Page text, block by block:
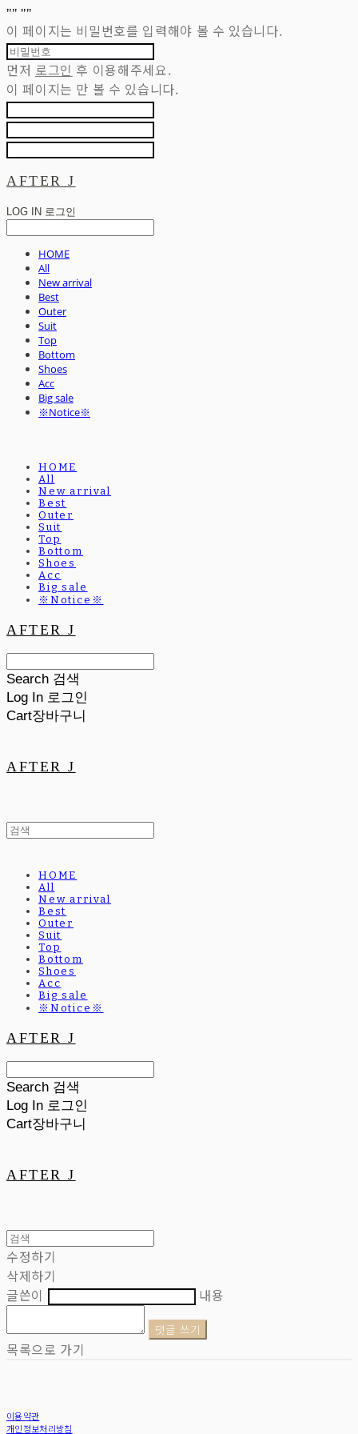
"" ""
이 페이지는 비밀번호를 입력해야 볼 수 있습니다.
먼저 로그인 후 이용해주세요.
이 페이지는 만 볼 수 있습니다.
AFTER J
LOG IN 로그인
HOME
All
New arrival
Best
Outer
Suit
Top
Bottom
Shoes
Acc
Big sale
※Notice※
HOME
All
New arrival
Best
Outer
Suit
Top
Bottom
Shoes
Acc
Big sale
※Notice※
AFTER J
Search 검색
Log In 로그인
Cart장바구니
AFTER J
HOME
All
New arrival
Best
Outer
Suit
Top
Bottom
Shoes
Acc
Big sale
※Notice※
AFTER J
Search 검색
Log In 로그인
Cart장바구니
AFTER J
수정하기
삭제하기
글쓴이
내용
댓글 쓰기
목록으로 가기
이용약관
개인정보처리방침